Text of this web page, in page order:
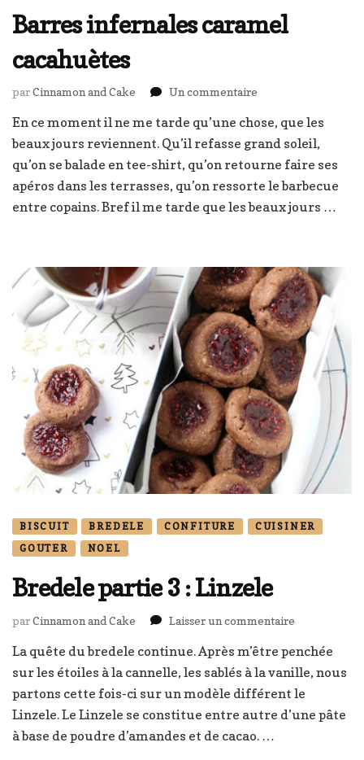
Barres infernales caramel
cacahuètes
parCinnamon and Cake Un commentaire
infernales
caramel
cacahuètes
En ce moment il ne me tarde qu’une chose, que les
beaux jours reviennent. Qu’il refasse grand soleil,
qu’on se balade en tee-shirt, qu’on retourne faire ses
apéros dans les terrasses, qu’on ressorte le barbecue
entre copains. Bref il me tarde que les beaux jours …
BISCUIT BREDELE CONFITURE
CUISINER
GOUTER
NOEL
Bredele partie 3 : Linzele
parCinnamon and Cake Laisser un commentaire
partie
3
:
La quête du bredele continue. Après m’être penchée
sur les étoiles à la cannelle, les sablés à la vanille, nous
partons cette fois-ci sur un modèle différent le
Linzele. Le Linzele se constitue entre autre d’une pâte
à base de poudre d’amandes et de cacao. …